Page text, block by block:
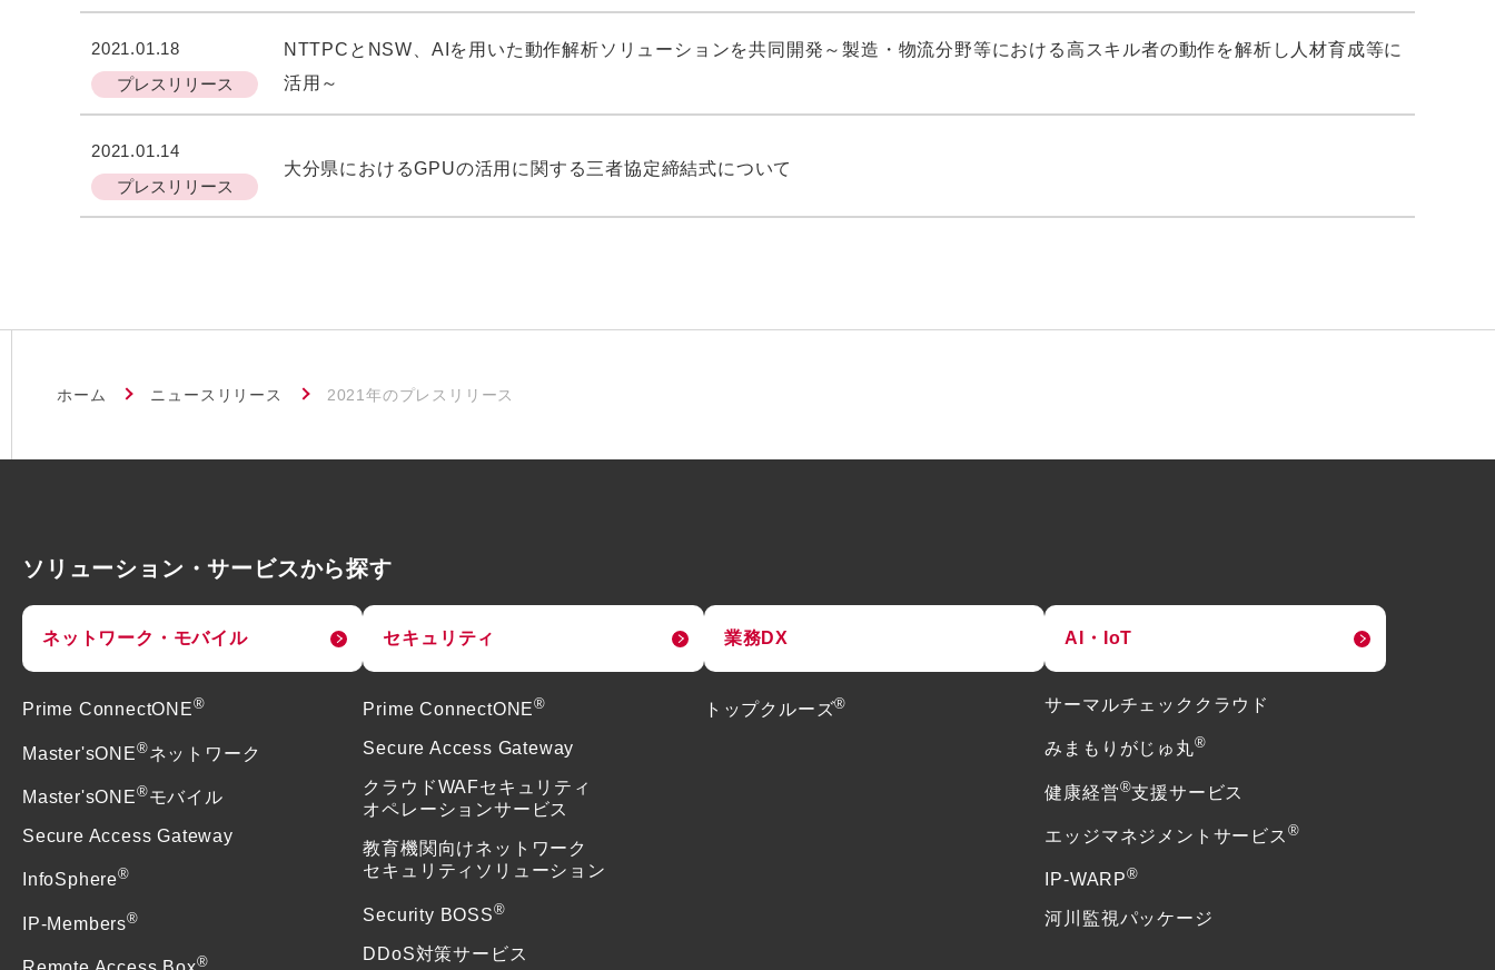
2021.01.18
プレスリリース
NTTPCとNSW、AIを用いた動作解析ソリューションを共同開発～製造・物流分野等における高スキル者の動作を解析し人材育成等に
活用～
2021.01.14
プレスリリース
大分県におけるGPUの活用に関する三者協定締結式について
ホーム ニュースリリース 2021年のプレスリリース
ソリューション・サービスから探す
ネットワーク・モバイル
Prime ConnectONE®
Master'sONE®ネットワーク
Master'sONE®モバイル
Secure Access Gateway
InfoSphere®
IP-Members®
®
セキュリティ
Prime ConnectONE®
Secure Access Gateway
クラウドWAFセキュリティ
オペレーションサービス
教育機関向けネットワーク
セキュリティソリューション
Security BOSS®
DDoS対策サービス
業務DX
トップクルーズ®
AI・IoT
サーマルチェッククラウド
みまもりがじゅ丸®
健康経営®支援サービス
エッジマネジメントサービス ®
IP-WARP®
河川監視パッケージ